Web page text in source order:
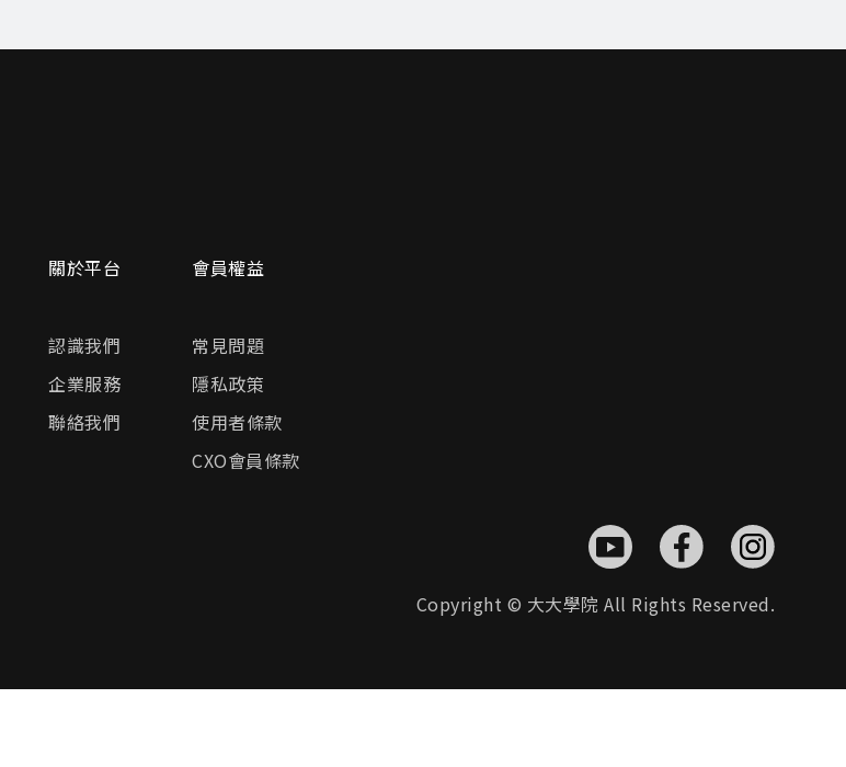
關於平台
認識我們
企業服務
聯絡我們
會員權益
常見問題
隱私政策
使用者條款
CXO會員條款
Copyright © 大大學院 All Rights Reserved.